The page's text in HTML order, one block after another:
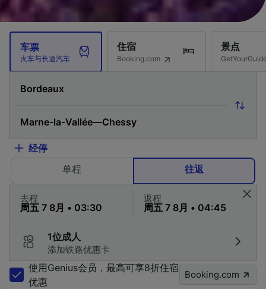
车票
火车与长途汽车
住宿
Booking.com
景点
经停
单程
往返
去程 返程
1位成人
添加铁路优惠卡
使用Genius会员，最高可享8折住宿
优惠
Booking.com